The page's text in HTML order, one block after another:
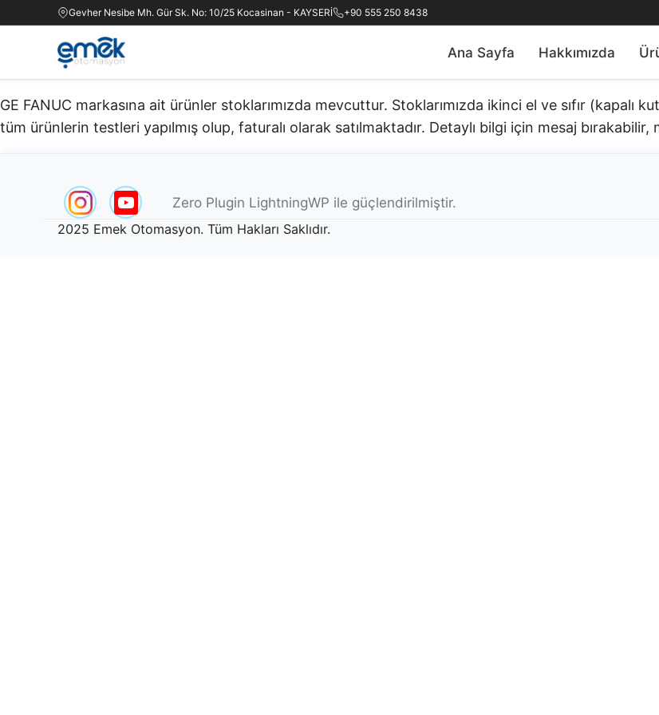
Gevher Nesibe Mh. Gür Sk. No: 10/25 Kocasinan - KAYSERİ +90 555 250 8438
Ana Sayfa Hakkımızda
GE FANUC markasına ait ürünler stoklarımızda mevcuttur. Stoklarımızda ikinci el ve sıfır (kapalı
tüm ürünlerin testleri yapılmış olup, faturalı olarak satılmaktadır. Detaylı bilgi için mesaj
Zero Plugin LightningWP ile güçlendirilmiştir.
2025 Emek Otomasyon. Tüm Hakları Saklıdır.